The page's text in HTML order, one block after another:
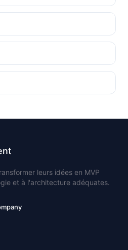
leurs idées en MVP
et à l'architecture adéquates.